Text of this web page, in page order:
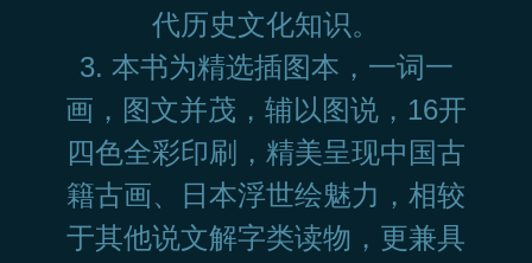
代历史文化知识。
3. 本书为精选插图本，一词一
画，图文并茂，辅以图说，16开
四色全彩印刷，精美呈现中国古
籍古画、日本浮世绘魅力，相较
于其他说文解字类读物，更兼具